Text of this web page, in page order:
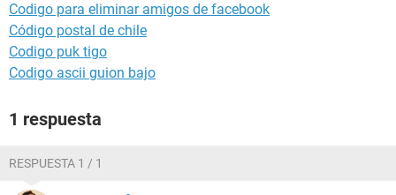
Codigo para eliminar amigos de facebook
Código postal de chile
Codigo puk tigo
Codigo ascii guion bajo
1 respuesta
RESPUESTA 1 / 1